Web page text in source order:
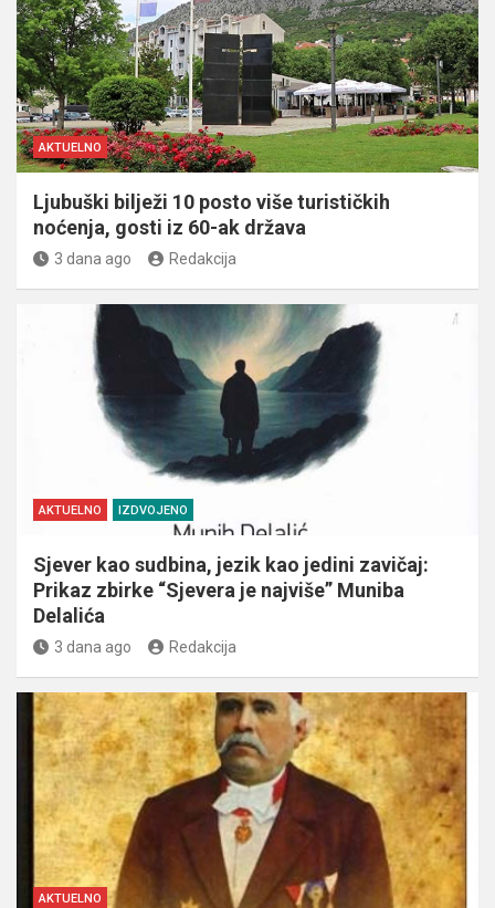
AKTUELNO
Ljubuški bilježi 10 posto više turističkih
noćenja, gosti iz 60-ak država
3 dana ago Redakcija
AKTUELNO IZDVOJENO
Sjever kao sudbina, jezik kao jedini zavičaj:
Prikaz zbirke “Sjevera je najviše” Muniba
Delalića
3 dana ago Redakcija
AKTUELNO